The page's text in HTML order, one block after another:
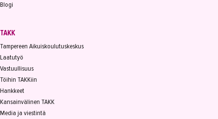
Blogi
TAKK
Tampereen Aikuiskoulutuskeskus
Laatutyö
Vastuullisuus
Töihin TAKKiin
Hankkeet
Kansainvälinen TAKK
Media ja viestintä